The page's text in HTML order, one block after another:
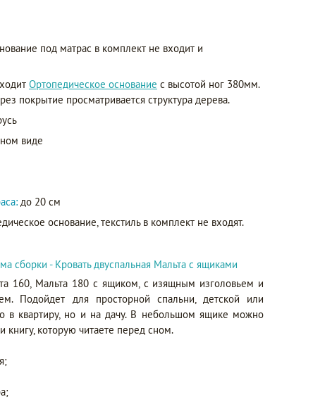
под матрас в комплект не входит и
Ортопедическое основание с высотой ног 380мм.
покрытие просматривается структура дерева.
виде
до 20 см
основание, текстиль в комплект не входят.
сборки - Кровать двуспальная Мальта с ящиками
160, Мальта 180 с ящиком, с изящным изголовьем и
Подойдет для просторной спальни, детской или
в квартиру, но и на дачу. В небольшом ящике можно
книгу, которую читаете перед сном.